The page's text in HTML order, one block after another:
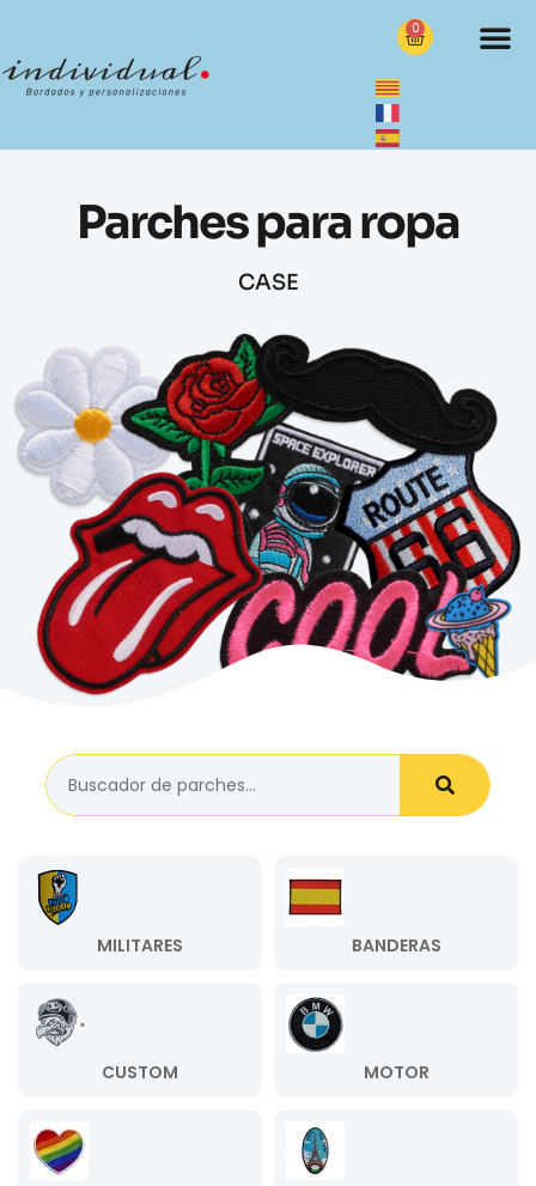
0
Parches para ropa
CASE
MILITARES BANDERAS
CUSTOM MOTOR